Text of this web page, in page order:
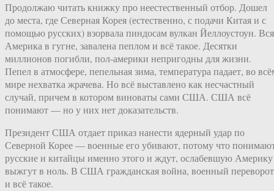
Продолжаю читать книжку про неестественный отбор. Дошел
до места, где Северная Корея (естественно, с подачи Китая и с
помощью русских) взорвала пиндосам вулкан Йеллоустоун. Вся
Америка в гугне, завалена пеплом и всё такое. Десятки
миллионов погибли, пол-америки непригодны для жизни.
Пепел в атмосфере, пепельная зима, температура падает, во
мире нехватка жрачева. Но всё выставлено как несчастный
случай, причем в котором виноваты сами США. США всё
понимают — но у них нет доказательств.
Президент США отдает приказ нанести ядерный удар по
Северной Корее — военные его убивают, потому что
русские и китайцы именно этого и ждут, ослабевшую Америку
выжгут в ноль. В США гражданская война, военный переворот
и всё такое.